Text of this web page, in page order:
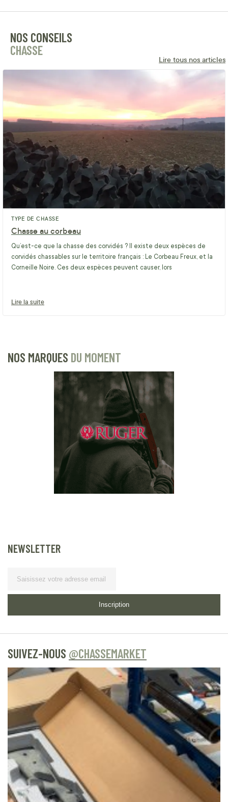
NOS CONSEILS
CHASSE
Lire tous nos articles
TYPE DE CHASSE
Chasse au corbeau
Qu’est-ce que la chasse des corvidés ? Il existe deux espèces de
corvidés chassables sur le territoire français : Le Corbeau Freux, et la
Corneille Noire. Ces deux espèces peuvent causer, lors
Lire la suite
NOS MARQUES DU MOMENT
NEWSLETTER
Inscription
SUIVEZ-NOUS @CHASSEMARKET